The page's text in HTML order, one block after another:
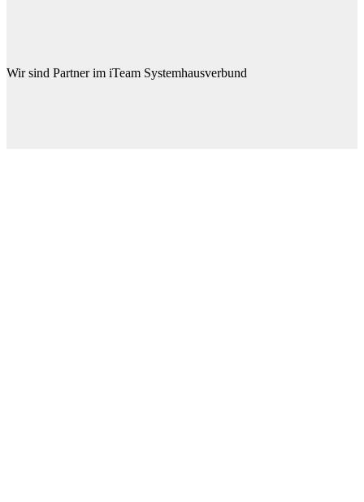
Wir sind Partner im iTeam Systemhausverbund